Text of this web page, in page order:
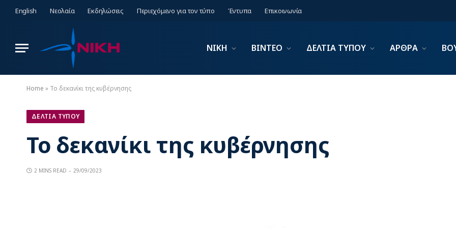
English Νεολαία Εκδηλώσεις Περιεχόμενο για τον τύπο Έντυπα Επικοινωνία
ΝΙΚΗ ΒΙΝΤΕΟ ΔΕΛΤΙΑ ΤΥΠΟΥ ΑΡΘΡΑ
Home » Το δεκανίκι της κυβέρνησης
ΔΕΛΤΙΑ ΤΥΠΟΥ
Το δεκανίκι της κυβέρνησης
2 MINS READ 29/09/2023